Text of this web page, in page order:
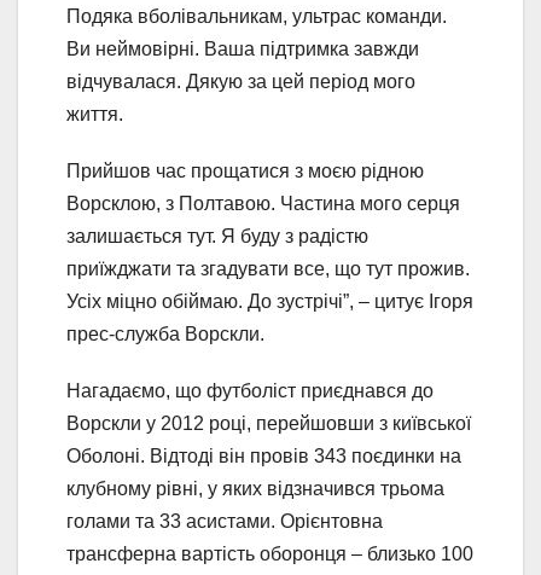
Подяка вболівальникам, ультрас команди.
Ви неймовірні. Ваша підтримка завжди
відчувалася. Дякую за цей період мого
життя.
Прийшов час прощатися з моєю рідною
Ворсклою, з Полтавою. Частина мого серця
залишається тут. Я буду з радістю
приїжджати та згадувати все, що тут прожив.
Усіх міцно обіймаю. До зустрічі”, – цитує Ігоря
прес-служба Ворскли.
Нагадаємо, що футболіст приєднався до
Ворскли у 2012 році, перейшовши з київської
Оболоні. Відтоді він провів 343 поєдинки на
клубному рівні, у яких відзначився трьома
голами та 33 асистами. Орієнтовна
трансферна вартість оборонця – близько 100